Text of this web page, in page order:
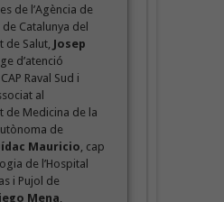
de l’Agència de
Catalunya del
de Salut, Josep
d’atenció
Raval Sud i
al
de Medicina de la
de
Mauricio , cap
de l’Hospital
i Pujol de
Mena